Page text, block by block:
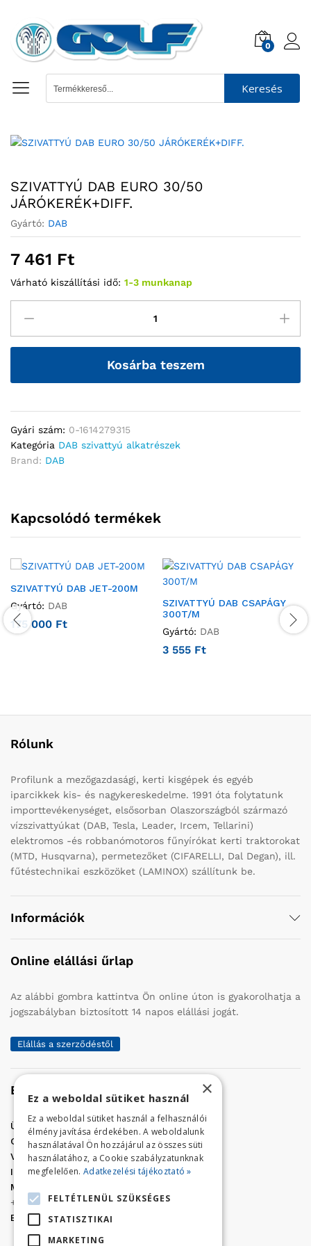
0
Keresés
SZIVATTYÚ DAB EURO 30/50
JÁRÓKERÉK+DIFF.
Gyártó: DAB
7 461 Ft
Várható kiszállítási idő: 1-3 munkanap
Kosárba teszem
Gyári szám: 0-1614279315
Kategória DAB szivattyú alkatrészek
Brand: DAB
Kapcsolódó termékek
SZIVATTYÚ DAB JET-200M
Gyártó: DAB
175 000 Ft
SZIVATTYÚ DAB CSAPÁGY
300T/M
Gyártó: DAB
3 555 Ft
Rólunk
Profilunk a mezőgazdasági, kerti kisgépek és egyéb
iparcikkek kis- és nagykereskedelme. 1991 óta folytatunk
importtevékenységet, elsősorban Olaszországból származó
vízszivattyúkat (DAB, Tesla, Leader, Ircem, Tellarini)
elektromos -és robbanómotoros fűnyírókat kerti traktorokat
(MTD, Husqvarna), permetezőket (CIFARELLI, Dal Degan), ill.
fűtéstechnikai eszközöket (LAMINOX) szállítunk be.
Információk
Online elállási űrlap
Az alábbi gombra kattintva Ön online úton is gyakorolhatja a
jogszabályban biztosított 14 napos elállási jogát.
Elállás a szerződéstől
Elérhetőség
Üzletünk címe:
Szolnok, Vércse út 17.
Golf Center Áruház:06 (56) 423-324
VÁR-Kert Áruház: 06 (56) 429-771
Iroda:06 (56) 421-857
Megrendelés, termék információ:
+36 (70) 938-3356
E-mail:
golfaruhaz@gmail.com
×
Ez a weboldal sütiket használ
Ez a weboldal sütiket használ a felhasználói
élmény javítása érdekében. A weboldalunk
használatával Ön hozzájárul az összes süti
használatához, a Cookie szabályzatunknak
megfelelően. Adatkezelési tájékoztató »
FELTÉTLENÜL SZÜKSÉGES
STATISZTIKAI
MARKETING